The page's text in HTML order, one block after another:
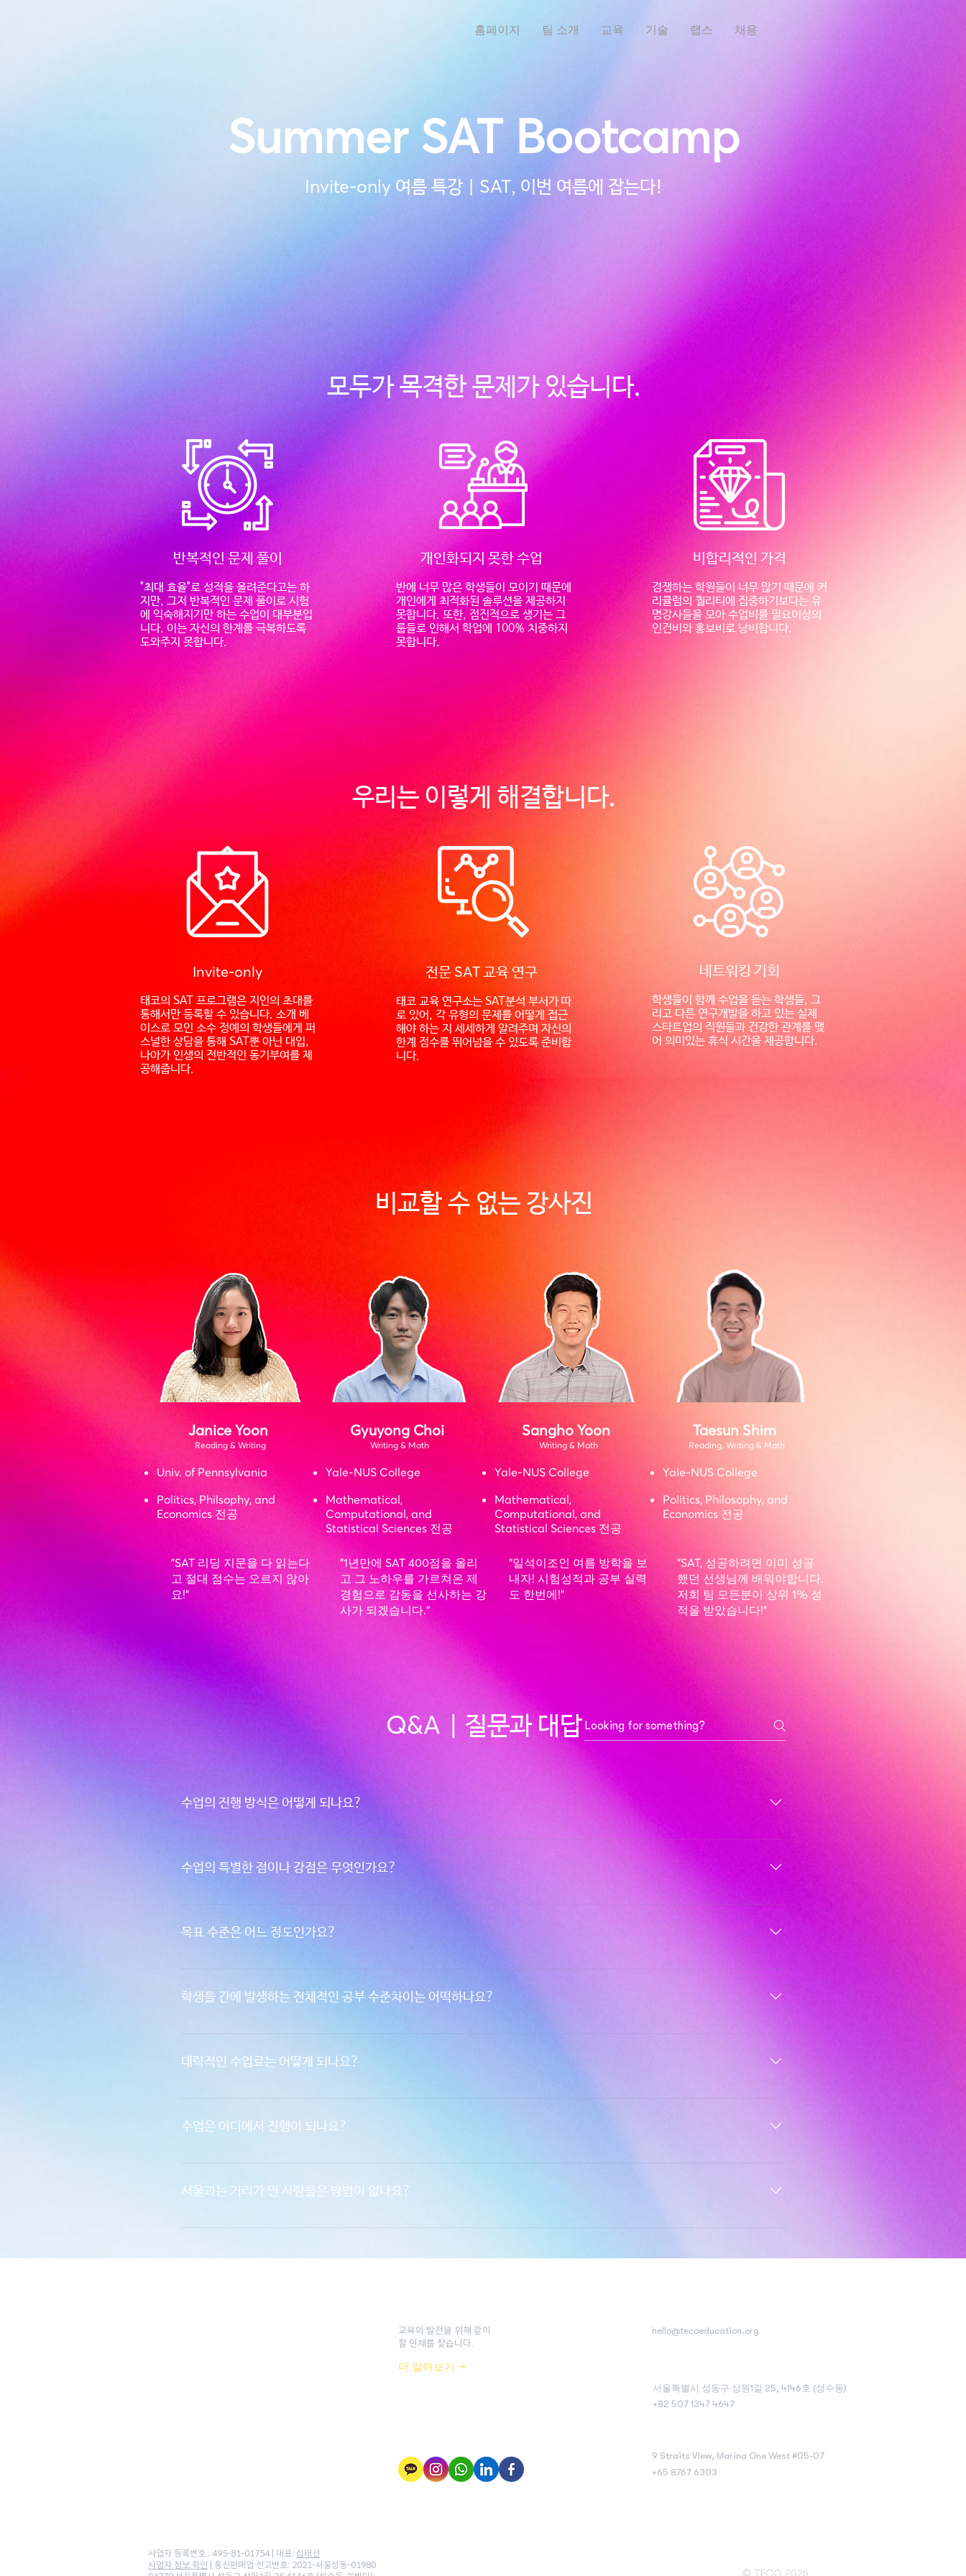
홈페이지 팀 소개 교육 기술 랩스 채용
Summer SAT Bootcamp
Invite-only여름 특강 | SAT, 이번 여름에 잡는다!
​모두가 목격한 문제가 있습니다.
반복적인 문제 풀이
"최대 효율"로 성적을 올려준다고는 하
지만, 그저 반복적인 문제 풀이로 시험
에 익숙해지기만 하는 수업이 대부분입
니다. 이는 자신의 한계를 극복하도록
도와주지 못합니다.
개인화되지 못한 수업
반에 너무 많은 학생들이 모이기 때문에
개인에게 최적화된 솔루션을 제공하지
못합니다. 또한, 점진적으로 생기는 그
룹들로 인해서 학업에 100% 치중하지
못합니다.
비합리적인 가격
경쟁하는 학원들이 너무 많기 때문에 커
리큘럼의 퀄리티에 집중하기보다는 유
명강사들을 모아 수업비를 필요이상의
인건비와 홍보비로 낭비합니다.
우리는 이렇게 해결합니다.
Invite-only
태코의 SAT 프로그램은 지인의 초대를
통해서만 등록할 수 있습니다. 소개 베
이스로 모인 소수 정예의 학생들에게 퍼
스널한 상담을 통해 SAT뿐 아닌 대입,
나아가 인생의 전반적인 동기부여를 제
공해줍니다.
전문 SAT교육 연구
태코 교육 연구소는 SAT분석 부서가 따
로 있어, 각 유형의 문제를 어떻게 접근
해야 하는 지 세세하게 알려주며 자신의
한계 점수를 뛰어넘을 수 있도록 준비합
니다.
네트워킹 기회
학생들이 함께 수업을 듣는 학생들, 그
리고 다른 연구개발을 하고 있는 실제
스타트업의 직원들과 건강한 관계를 맺
어 의미있는 휴식 시간을 제공합니다.
비교할 수 없는 강사진
Janice Yoon
Reading & Writing
Univ. of Pennsylvania
Politics, Philsophy, and
Economics 전공
Gyuyong Choi
Writing & Math
Yale-NUS College
Mathematical,
Computational, and
Statistical Sciences 전공
Sangho Yoon
Writing & Math
Yale-NUS College
Mathematical,
Computational, and
Statistical Sciences 전공
Taesun Shim
Reading, Writing & Math
Yale-NUS College
Politics, Philosophy, and
Economics 전공
"SAT 리딩 지문을 다 읽는다
고 절대 점수는 오르지 않아
요!”
"1년만에 SAT 400점을 올리
고 그 노하우를 가르쳐온 제
경험으로 감동을 선사하는 강
사가 되겠습니다.”
"일석이조인 여름 방학을 보
내자! 시험성적과 공부 실력
도 한번에!"
"SAT, 성공하려면 이미 성공
했던 선생님께 배워야합니다.
저희 팀 모든분이 상위 1% 성
적을 받았습니다!"
Q&A | 질문과 대답
수업의 진행 방식은 어떻게 되나요?
수업은 하루에 두 과목을 진행하게 됩니다. (Reading & Writing, Writing & Math, or Reading & Math) 각 영역에서 가장 최적화
되고 경력있는 강사님께서 수업을 준비하시고, 두 수업이 끝나면 self-study period으로 숙제를 하고, 공부를 보충합니다.4주 집중코
스로 월-금 매일 하루에 10-6시까지의 수업이 구성 되어있고, 토요일에는 모의고사를 보는 시간이 있습니다. 과목 당 수업은 2시간으
수업의 특별한 점이나 강점은 무엇인가요?
가장 큰 차이는 그저 시험에 익숙해지도록 만드는 것이 아니라는 것입니다. 많은 유학원들이 제공하는 커리큘럼은 대부분 시험을 풀고
력은 정말 중요한 요소이지만 독해력만이 끝은 아닙니다. 12분만에 한 지문을 끝내기 위해서는 모든 지문을 다 읽는 것이 아니라 대충 읽
간을 거쳐야 습관화 할 수 있다는 것을 경험을 통해서 알게 되었기에 최소 4주의 코스를 기획했습니다.
목표 수준은 어느 정도인가요?
1300-1450점대의 학생들은 정말 열심히 해도 1450이라는 벽을 대부분 넘을 수 없습니다. 이런 학생들을 타겟으로 한 강의라고 생각
있는 학생들이 자신의 한계를 뛰어넘는 점수를 받을 수 있도록 도와주는 강의라고 생각하시면 될 것 같습니다. 자신이 그 이하의 점수를
학생들 간에 발생하는 전체적인 공부 수준차이는 어떡하나요?
3번 질문에 답해있는 것처럼 다른 곳에는 없는 실제 강사님들과 함께하는 자습시간이 있습니다. 이를 통해 기초적인 문제를 발견하고 진
고 있고 어떤 솔루션을 제공할 수 있을 지 강사들과 교류하는 시스템을 구축하였습니다.
대략적인 수업료는 어떻게 되나요?
터무니 없이 비싼 다른 유학원들과는 다른 합리적인 가격을 구축하였습니다. 아이비리그 출신 강사 인력비, 강남의 수업장소 대여비 4주
되어 있습니다. 이들을 큰 구상에 넣고 커리큘럼을 제공할 것이며 4월 이후부터는 가격이 올라갑니다.
수업은 어디에서 진행이 되나요?
서울과는 거리가 먼 사람들은 방법이 없나요?
서울과 거리가 먼 학생들은 본 강의에는 참여할 수 없지만 태코의 온라인 코칭 서비스를 사용하실 수 있습니다. 이에 대해 더 궁금하시다
교육의 발전을 위해 같이
할 인재를 찾습니다.
더 알아보기 →
hello@tecoeducation.org
서울특별시 성동구 상원1길 25, 4146호 (성수동)
+82 507 1347 4647
9 Straits View, Marina One West #05-07
+65 8767 6303
사업자 등록번호 : 495-81-01754 | 대표: 심태선
사업자 정보 확인 | 통신판매업 신고번호: 2021-서울성동-01980
© TECO 2025